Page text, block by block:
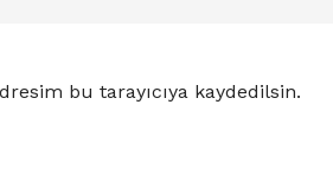
bu tarayıcıya kaydedilsin.